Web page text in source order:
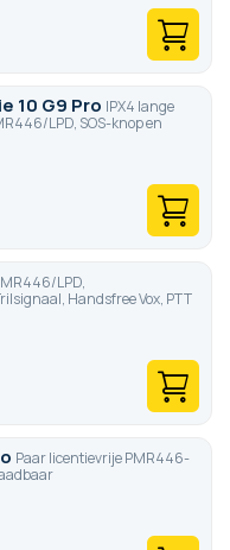
10 G9 Pro IPX4 lange
LPD, SOS-knop en
LPD,
Handsfree Vox, PTT
Paar licentievrije PMR446-